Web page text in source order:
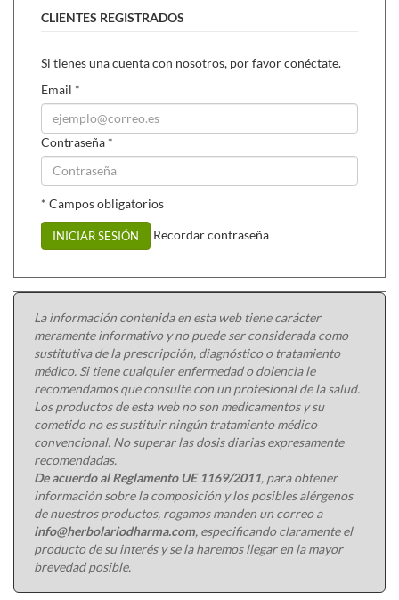
Tribulus terrestris en hombres sanos de entre 28 y 45 años,
testosterona. Además de incrementar la testosterona,
también se mejora la libido, la frecuencia y la potencia de las
erecciones y la recuperación tras la actividad sexual.
CLIENTES REGISTRADOS
Si tienes una cuenta con nosotros, por favor conéctate.
Email *
Contraseña *
* Campos obligatorios
INICIAR SESIÓN Recordar contraseña
La información contenida en esta web tiene carácter
meramente informativo y no puede ser considerada como
sustitutiva de la prescripción, diagnóstico o tratamiento
médico. Si tiene cualquier enfermedad o dolencia le
recomendamos que consulte con un profesional de la salud.
Los productos de esta web no son medicamentos y su
cometido no es sustituir ningún tratamiento médico
convencional. No superar las dosis diarias expresamente
recomendadas.
De acuerdo al Reglamento UE 1169/2011, para obtener
información sobre la composición y los posibles alérgenos
de nuestros productos, rogamos manden un correo a
info@herbolariodharma.com, especificando claramente el
producto de su interés y se la haremos llegar en la mayor
brevedad posible.